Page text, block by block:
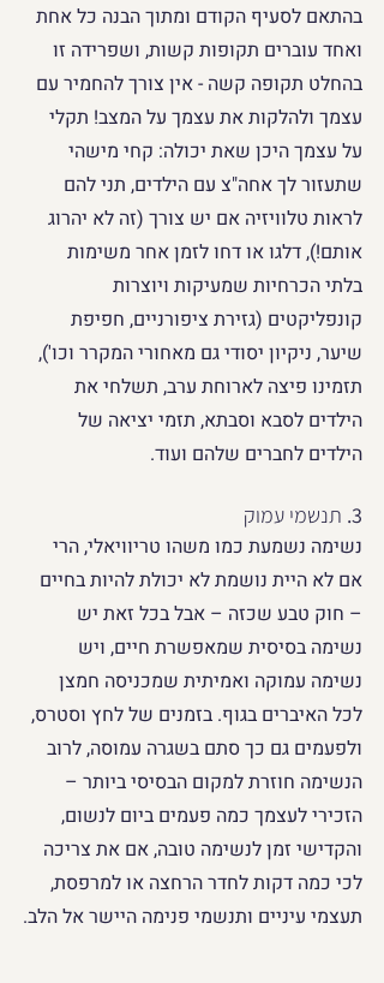
בהתאם לסעיף הקודם ומתוך הבנה כל אחת
ואחד עוברים תקופות קשות, ושפרידה זו
בהחלט תקופה קשה - אין צורך להחמיר עם
עצמך ולהלקות את עצמך על המצב! תקלי
על עצמך היכן שאת יכולה: קחי מישהי
שתעזור לך אחה"צ עם הילדים, תני להם
לראות טלוויזיה אם יש צורך (זה לא יהרוג
אותם!), דלגו או דחו לזמן אחר משימות
בלתי הכרחיות שמעיקות ויוצרות
קונפליקטים (גזירת ציפורניים, חפיפת
שיער, ניקיון יסודי גם מאחורי המקרר וכו'),
תזמינו פיצה לארוחת ערב, תשלחי את
הילדים לסבא וסבתא, תזמי יציאה של
הילדים לחברים שלהם ועוד.
3. תנשמי עמוק
נשימה נשמעת כמו משהו טריוויאלי, הרי
אם לא היית נושמת לא יכולת להיות בחיים
– חוק טבע שכזה – אבל בכל זאת יש
נשימה בסיסית שמאפשרת חיים, ויש
נשימה עמוקה ואמיתית שמכניסה חמצן
לכל האיברים בגוף. בזמנים של לחץ וסטרס,
ולפעמים גם כך סתם בשגרה עמוסה, לרוב
הנשימה חוזרת למקום הבסיסי ביותר –
הזכירי לעצמך כמה פעמים ביום לנשום,
והקדישי זמן לנשימה טובה, אם את צריכה
לכי כמה דקות לחדר הרחצה או למרפסת,
תעצמי עיניים ותנשמי פנימה היישר אל הלב.